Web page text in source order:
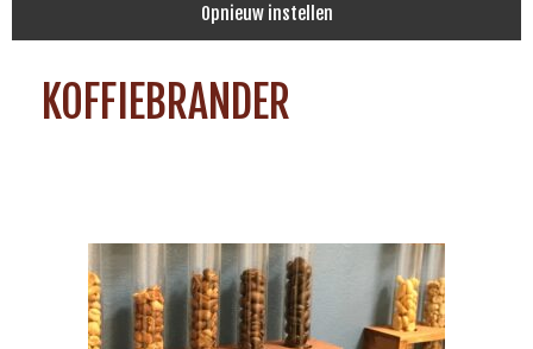
Opnieuw instellen
KOFFIEBRANDER